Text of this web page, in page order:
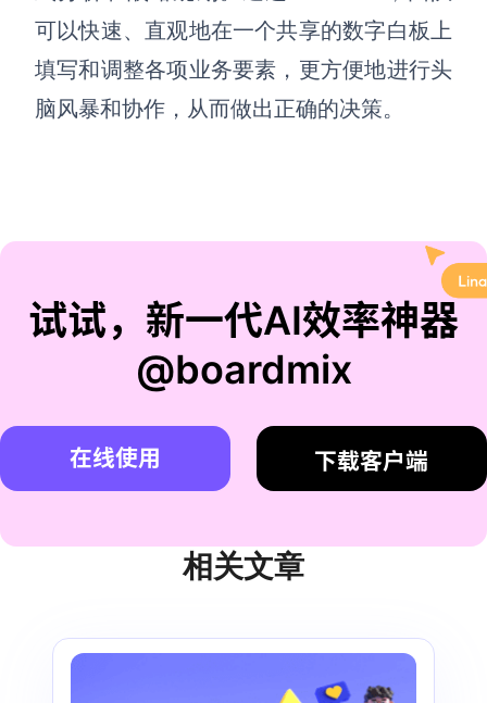
可以快速、直观地在一个共享的数字白板上
填写和调整各项业务要素，更方便地进行头
脑风暴和协作，从而做出正确的决策。
试试，新一代AI效率神器
@boardmix
在线使用 下载客户端
相关文章